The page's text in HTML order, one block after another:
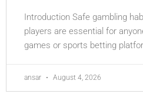
Introduction Safe gambling
players are essential for
games or sports betting
ansar August 4, 2026